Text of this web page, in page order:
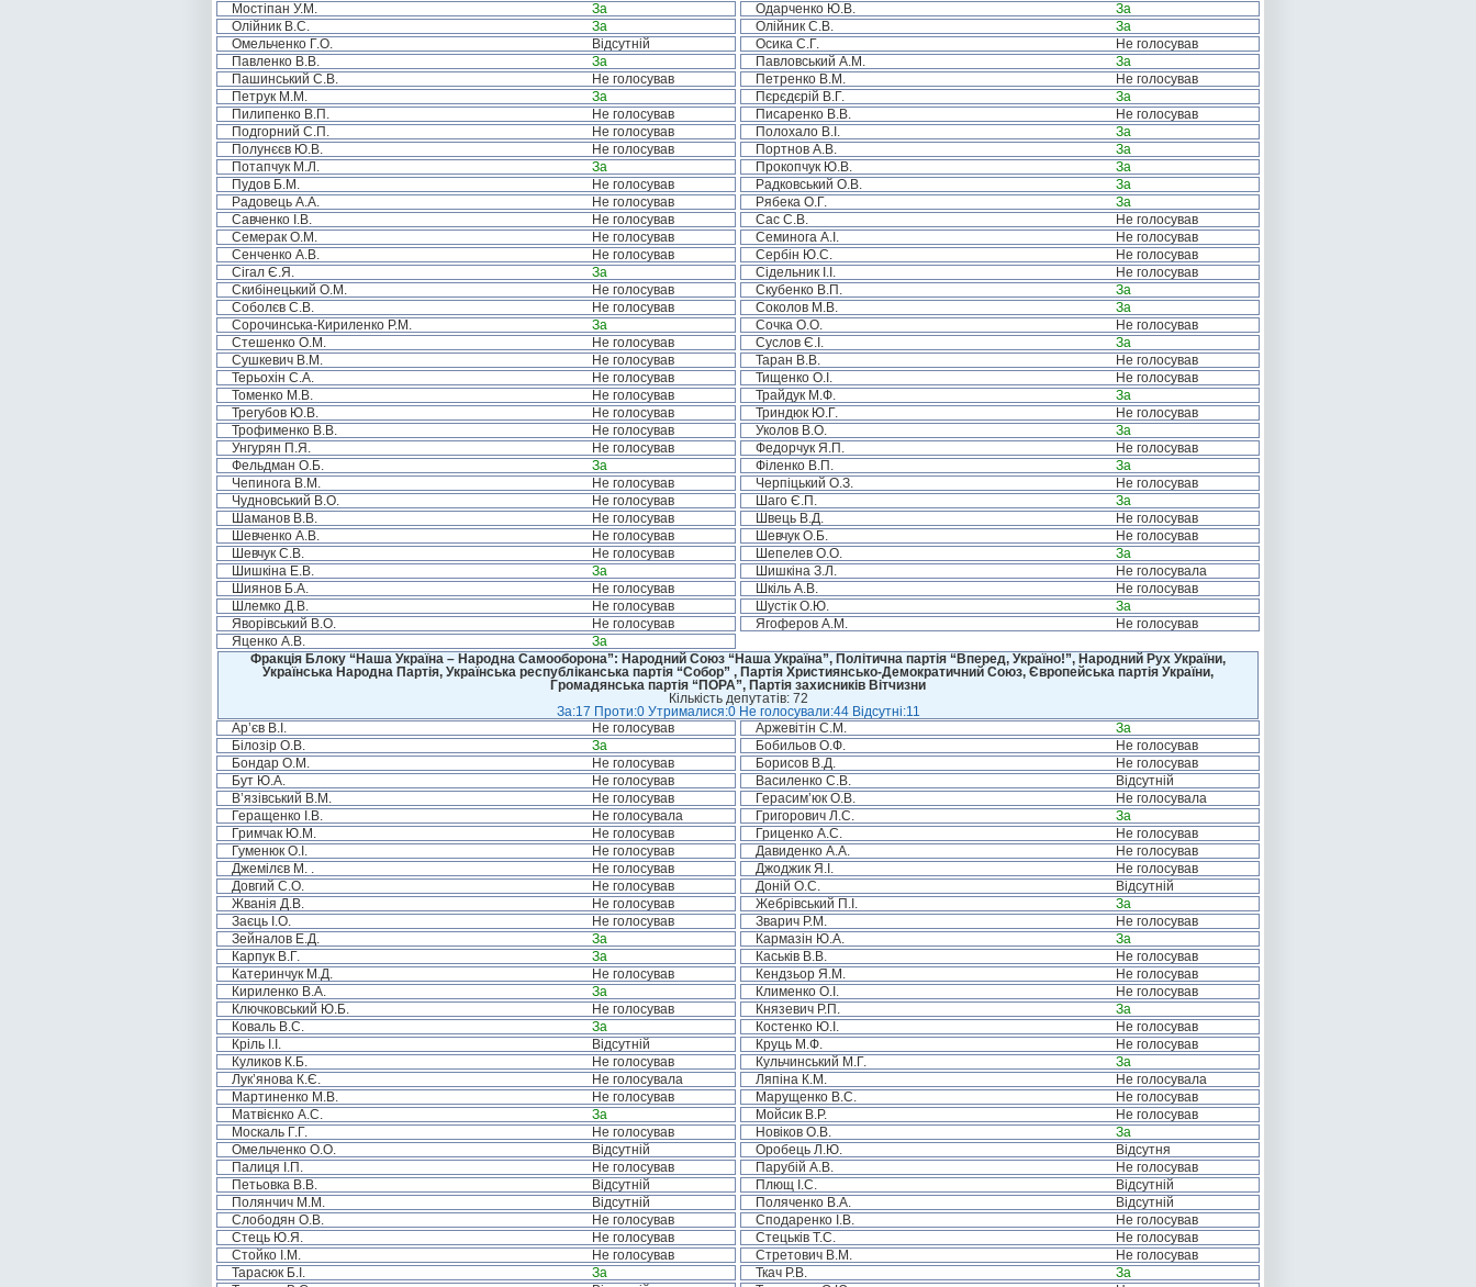
Мостіпан У.М.
За Одарченко Ю.В.
За
Олійник В.С.
За Олійник С.В.
За
Омельченко Г.О.
Відсутній Осика С.Г.
Не голосував
Павленко В.В.
За Павловський А.М.
За
Пашинський С.В.
Не голосував Петренко В.М.
Не голосував
Петрук М.М.
За Пєрєдєрій В.Г.
За
Пилипенко В.П.
Не голосував Писаренко В.В.
Не голосував
Подгорний С.П.
Не голосував Полохало В.І.
За
Полунєєв Ю.В.
Не голосував Портнов А.В.
За
Потапчук М.Л.
За Прокопчук Ю.В.
За
Пудов Б.М.
Не голосував Радковський О.В.
За
Радовець А.А.
Не голосував Рябека О.Г.
За
Савченко І.В.
Не голосував Сас С.В.
Не голосував
Семерак О.М.
Не голосував Семинога А.І.
Не голосував
Сенченко А.В.
Не голосував Сербін Ю.С.
Не голосував
Сігал Є.Я.
За Сідельник І.І.
Не голосував
Скибінецький О.М.
Не голосував Скубенко В.П.
За
Соболєв С.В.
Не голосував Соколов М.В.
За
Сорочинська-Кириленко Р.М.
За Сочка О.О.
Не голосував
Стешенко О.М.
Не голосував Суслов Є.І.
За
Сушкевич В.М.
Не голосував Таран В.В.
Не голосував
Терьохін С.А.
Не голосував Тищенко О.І.
Не голосував
Томенко М.В.
Не голосував Трайдук М.Ф.
За
Трегубов Ю.В.
Не голосував Триндюк Ю.Г.
Не голосував
Трофименко В.В.
Не голосував Уколов В.О.
За
Унгурян П.Я.
Не голосував Федорчук Я.П.
Не голосував
Фельдман О.Б.
За Філенко В.П.
За
Чепинога В.М.
Не голосував Черпіцький О.З.
Не голосував
Чудновський В.О.
Не голосував Шаго Є.П.
За
Шаманов В.В.
Не голосував Швець В.Д.
Не голосував
Шевченко А.В.
Не голосував Шевчук О.Б.
Не голосував
Шевчук С.В.
Не голосував Шепелев О.О.
За
Шишкіна Е.В.
За Шишкіна З.Л.
Не голосувала
Шиянов Б.А.
Не голосував Шкіль А.В.
Не голосував
Шлемко Д.В.
Не голосував Шустік О.Ю.
За
Яворівський В.О.
Не голосував Ягоферов А.М.
Не голосував
Яценко А.В.
За
Фракція Блоку “Наша Україна – Народна Самооборона”: Народний Союз “Наша Україна”, Політична партія “Вперед, Україно!”, Народний Рух України,
Українська Народна Партія, Українська республіканська партія “Собор” , Партія Християнсько-Демократичний Союз, Європейська партія України,
Громадянська партія “ПОРА”, Партія захисників Вітчизни
Кількість депутатів: 72
За:17 Проти:0 Утрималися:0 Не голосували:44 Відсутні:11
Ар’єв В.І.
Не голосував Аржевітін С.М.
За
Білозір О.В.
За Бобильов О.Ф.
Не голосував
Бондар О.М.
Не голосував Борисов В.Д.
Не голосував
Бут Ю.А.
Не голосував Василенко С.В.
Відсутній
В’язівський В.М.
Не голосував Герасим’юк О.В.
Не голосувала
Геращенко І.В.
Не голосувала Григорович Л.С.
За
Гримчак Ю.М.
Не голосував Гриценко А.С.
Не голосував
Гуменюк О.І.
Не голосував Давиденко А.А.
Не голосував
Джемілєв М. .
Не голосував Джоджик Я.І.
Не голосував
Довгий С.О.
Не голосував Доній О.С.
Відсутній
Жванія Д.В.
Не голосував Жебрівський П.І.
За
Заєць І.О.
Не голосував Зварич Р.М.
Не голосував
Зейналов Е.Д.
За Кармазін Ю.А.
За
Карпук В.Г.
За Каськів В.В.
Не голосував
Катеринчук М.Д.
Не голосував Кендзьор Я.М.
Не голосував
Кириленко В.А.
За Клименко О.І.
Не голосував
Ключковський Ю.Б.
Не голосував Князевич Р.П.
За
Коваль В.С.
За Костенко Ю.І.
Не голосував
Кріль І.І.
Відсутній Круць М.Ф.
Не голосував
Куликов К.Б.
Не голосував Кульчинський М.Г.
За
Лук’янова К.Є.
Не голосувала Ляпіна К.М.
Не голосувала
Мартиненко М.В.
Не голосував Марущенко В.С.
Не голосував
Матвієнко А.С.
За Мойсик В.Р.
Не голосував
Москаль Г.Г.
Не голосував Новіков О.В.
За
Омельченко О.О.
Відсутній Оробець Л.Ю.
Відсутня
Палиця І.П.
Не голосував Парубій А.В.
Не голосував
Петьовка В.В.
Відсутній Плющ І.С.
Відсутній
Полянчич М.М.
Відсутній Поляченко В.А.
Відсутній
Слободян О.В.
Не голосував Сподаренко І.В.
Не голосував
Стець Ю.Я.
Не голосував Стецьків Т.С.
Не голосував
Стойко І.М.
Не голосував Стретович В.М.
Не голосував
Тарасюк Б.І.
За Ткач Р.В.
За